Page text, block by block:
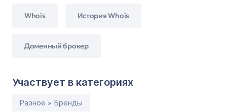
Whois История Whois
Доменный брокер
Участвует в категориях
Разное » Бренды